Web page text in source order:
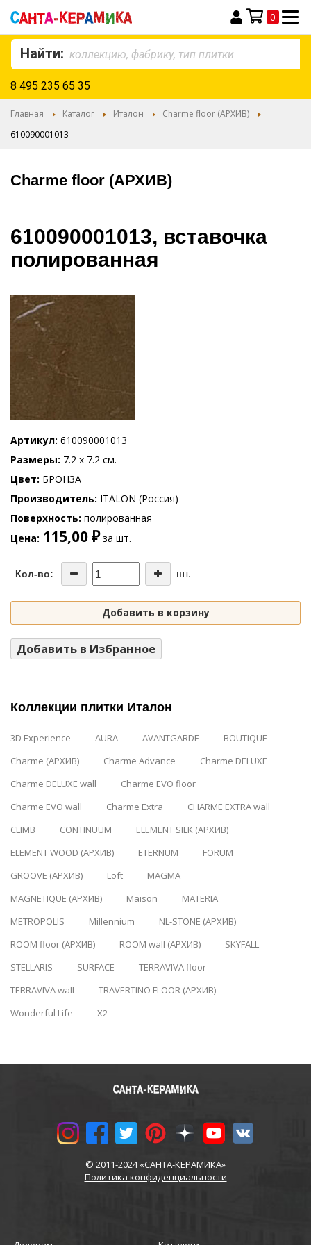
Моя корзина
0
Найти:
8 495 235 65 35
Главная Каталог Италон
Charme floor (АРХИВ)
610090001013
Charme floor (АРХИВ)
610090001013, вставочка
полированная
Артикул 610090001013
Размеры 7.2 x 7.2 см.
Цвет БРОНЗА
Производитель ITALON (Россия)
Поверхность полированная
Цена 115,00 ₽за шт.
Кол-во: шт.
Добавить в корзину
Добавить в Избранное
Коллекции плитки Италон
3D Experience AURA AVANTGARDE
BOUTIQUE
Charme (АРХИВ)
Charme Advance
Charme DELUXE
Charme DELUXE wall
Charme EVO floor
Charme EVO wall
Charme Extra
CHARME EXTRA wall
CLIMB
CONTINUUM
ELEMENT SILK (АРХИВ)
ELEMENT WOOD (АРХИВ)
ETERNUM
FORUM
GROOVE (АРХИВ)
Loft
MAGMA
MAGNETIQUE (АРХИВ)
Maison
MATERIA
METROPOLIS
Millennium
NL-STONE (АРХИВ)
ROOM floor (АРХИВ)
ROOM wall (АРХИВ)
SKYFALL
STELLARIS
SURFACE
TERRAVIVA floor
TERRAVIVA wall
TRAVERTINO FLOOR (АРХИВ)
Wonderful Life
X2
© 2011-2024 «САНТА-КЕРАМИКА»
Политика конфиденциальности